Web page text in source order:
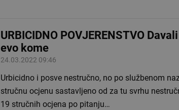
URBICIDNO POVJERENSTVO
evo kome
24.03.2022 09:46
Urbicidno i posve nestručno, no po službenom
stručnu ocjenu sastavljeno od za tu svrhu
19 stručnih ocjena po pitanju…